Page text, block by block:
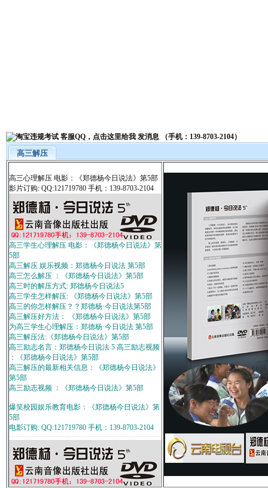
高三解压
高三心理解压 电影：《郑德杨今日说法》第5部
影片订购: QQ:121719780 手机：139-8703-2104
高三学生心理解压 电影：《郑德杨今日说法》第
5部
高三解压 娱乐视频：郑德杨今日说法 第5部
高三怎么解压 ：《郑德杨今日说法》第5部
高三时的解压方式: 郑德杨今日说法5
高三学生怎样解压: 《郑德杨今日说法》第5部
高三的你怎样解压？？郑德杨·今日说法第5部
高三解压好方法： 《郑德杨今日说法》第5部
为高三学生心理解压：郑德杨·今日说法 第5部
高三解压法:《郑德杨今日说法》第5部
高三励志名言：郑德杨今日说法 5 高三励志视频
：《郑德杨今日说法》第5部
高三解压的最新相关信息：《郑德杨今日说法》
第5部
高三励志视频 ：《郑德杨今日说法》第5部
爆笑校园娱乐教育电影：《郑德杨今日说法》第
5部
电影订购: QQ:121719780 手机：139-8703-2104